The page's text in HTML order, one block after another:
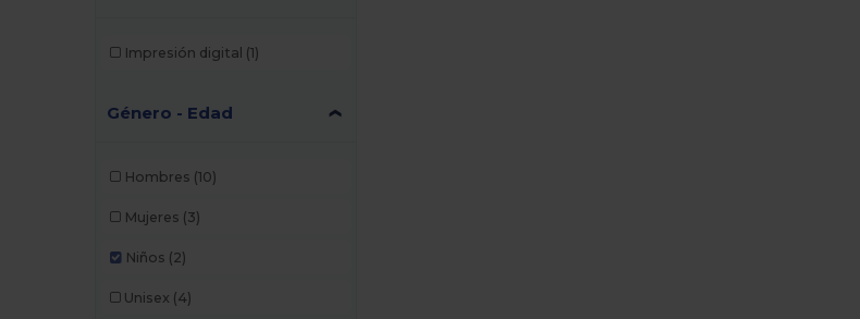
Impresión digital (1)
Género - Edad
Hombres (10)
Mujeres (3)
Niños (2)
Unisex (4)